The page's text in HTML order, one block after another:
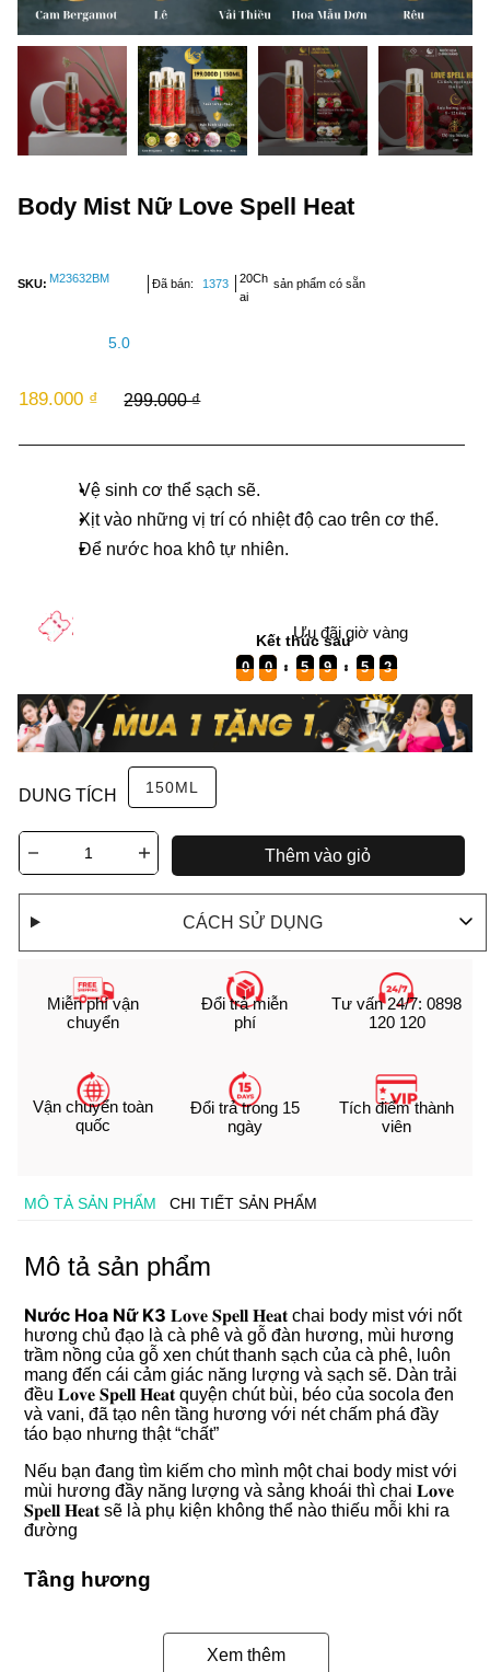
MÔ TẢ SẢN PHẨM CHI TIẾT SẢN PHẨM
Mô tả sản phẩm
Nước Hoa Nữ K3 𝐋𝐨𝐯𝐞 𝐒𝐩𝐞𝐥𝐥 𝐇𝐞𝐚𝐭chai body mist với nốt
hương chủ đạo là cà phê và gỗ đàn hương, mùi hương
trầm nồng của gỗ xen chút thanh sạch của cà phê, luôn
mang đến cái cảm giác năng lượng và sạch sẽ. Dàn trải
đều 𝐋𝐨𝐯𝐞 𝐒𝐩𝐞𝐥𝐥 𝐇𝐞𝐚𝐭 quyện chút bùi, béo của socola đen
và vani, đã tạo nên tầng hương với nét chấm phá đầy
táo bạo nhưng thật “chất”
Nếu bạn đang tìm kiếm cho mình một chai body mist với
mùi hương đầy năng lượng và sảng khoái thì chai 𝐋𝐨𝐯𝐞
𝐒𝐩𝐞𝐥𝐥 𝐇𝐞𝐚𝐭 sẽ là phụ kiện không thể nào thiếu mỗi khi ra
đường
Tầng hương
Hương giữa: Cà phê, Đường
Xem thêm
150ML
Body Mist Nữ Love Spell Heat
189.000 ₫
DUNG TÍCH
Thêm vào giỏ
CÁCH SỬ DỤNG
Vệ sinh cơ thể sạch sẽ.
Xịt vào những vị trí có nhiệt độ cao trên cơ thể.
Để nước hoa khô tự nhiên.
5.0
299.000 ₫
299.000 ₫
Ưu đãi giờ vàng
Kết thúc sau
0
0
0
0 0
0
0
0 5
5
5
5 9
9
9
9 5
5
5
5 2
1
2
1
SKU: M23632BM
20Ch
ai
Đã bán: 1373 sản phẩm có sẵn
Miễn phí vận
chuyển
Đổi trả miễn
phí
Tư vấn 24/7: 0898
120 120
Vận chuyển toàn
quốc
Đổi trả trong 15
ngày
Tích điểm thành
viên